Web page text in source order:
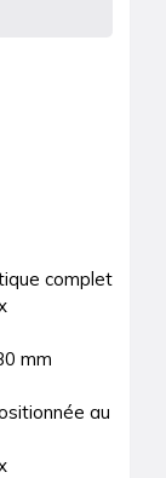
complet
mm
au